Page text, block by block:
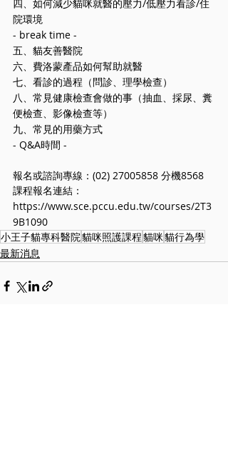
四、如何減少貓咪就醫的壓⼒/低壓力看診/住
院環境
- break time -
五、貓友善醫院
六、費洛蒙產品如何幫助就醫
七、看診的過程（問診、理學檢查）
八、常見健康檢查會做的事（抽血、採尿、糞
便檢查、影像檢查等）
九、常見的用藥方式
- Q&A時間 -
報名或諮詢專線：(02) 27005858 分機8568
課程報名連結：
https://www.sce.pccu.edu.tw/courses/2T3
9B1090
小王子貓專科醫院貓咪照護課程貓咪貓行為學
最新消息